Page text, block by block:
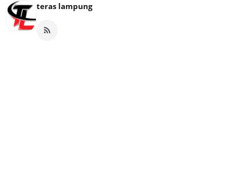
teras lampung